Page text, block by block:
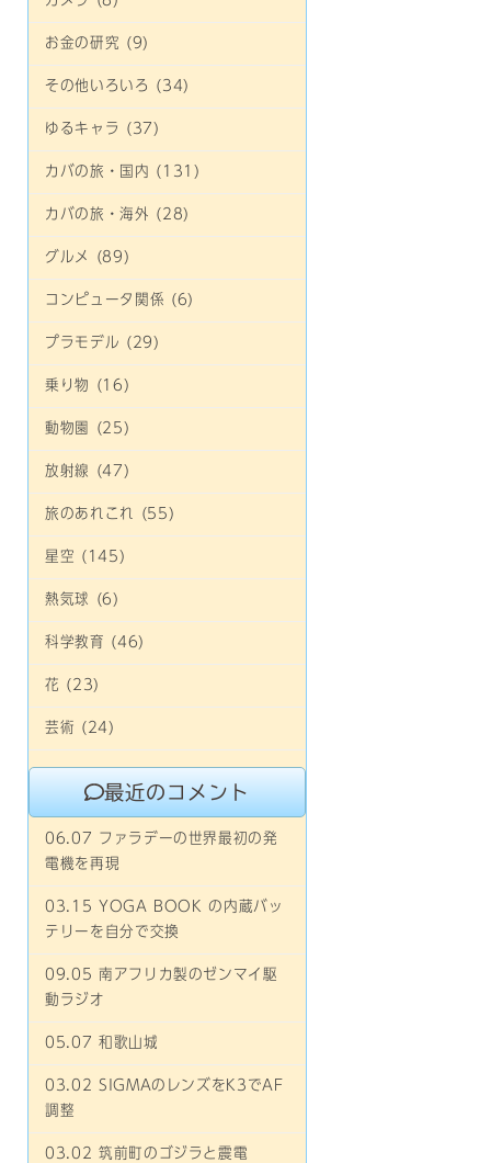
お金の研究 (9)
その他いろいろ (34)
ゆるキャラ (37)
カバの旅・国内 (131)
カバの旅・海外 (28)
グルメ (89)
コンピュータ関係 (6)
プラモデル (29)
乗り物 (16)
動物園 (25)
放射線 (47)
旅のあれこれ (55)
星空 (145)
熱気球 (6)
科学教育 (46)
花 (23)
芸術 (24)
最近のコメント
06.07 ファラデーの世界最初の発
電機を再現
03.15 YOGA BOOK の内蔵バッ
テリーを自分で交換
09.05 南アフリカ製のゼンマイ駆
動ラジオ
05.07 和歌山城
03.02 SIGMAのレンズをK3でAF
調整
03.02 筑前町のゴジラと震電